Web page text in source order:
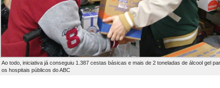
Ao todo, iniciativa já conseguiu 1.387 cestas básicas e mais de 2 toneladas de álcool gel
os hospitais públicos do ABC